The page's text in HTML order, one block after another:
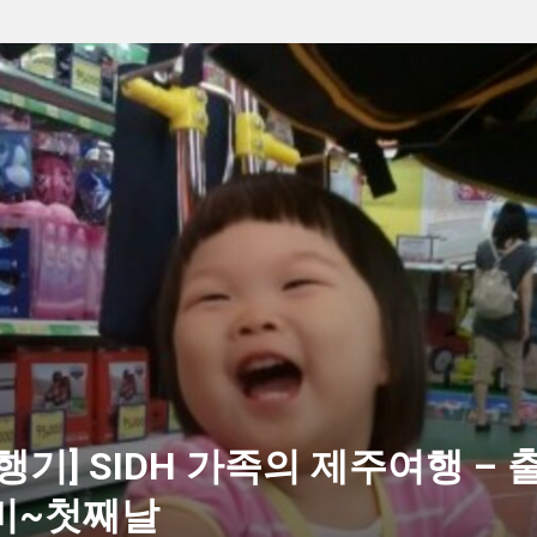
기] SIDH 가족의 제주여행 –
~첫째날